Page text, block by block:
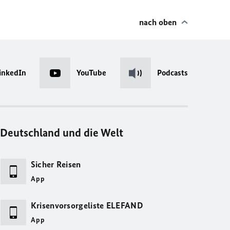
nach oben
YouTube Podcasts
Deutschland und die Welt
Sicher Reisen
App
Krisenvorsorgeliste ELEFAND
App